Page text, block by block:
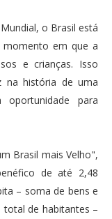
o Brasil está
momento em que a
e crianças. Isso
na história de uma
para
Brasil mais Velho",
de até 2,48
– soma de bens e
total de habitantes –